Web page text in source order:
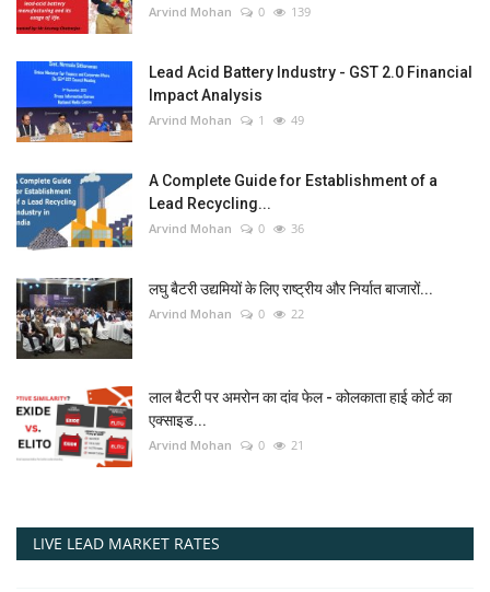
Arvind Mohan 0 139
Lead Acid Battery Industry - GST 2.0 Financial
Impact Analysis
Arvind Mohan 1 49
A Complete Guide for Establishment of a
Lead Recycling...
Arvind Mohan 0 36
लघु बैटरी उद्यमियों के लिए राष्ट्रीय और निर्यात बाजारों...
Arvind Mohan 0 22
लाल बैटरी पर अमरोन का दांव फेल - कोलकाता हाई कोर्ट का
एक्साइड...
Arvind Mohan 0 21
LIVE LEAD MARKET RATES